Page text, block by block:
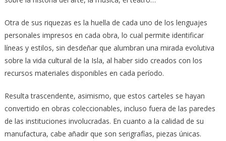
Otra de sus riquezas es la huella de cada uno de los lenguajes
personales impresos en cada obra, lo cual permite identificar
líneas y estilos, sin desdeñar que alumbran una mirada evolutiva
sobre la vida cultural de la Isla, al haber sido creados con los
recursos materiales disponibles en cada período.
Resulta trascendente, asimismo, que estos carteles se hayan
convertido en obras coleccionables, incluso fuera de las paredes
de las instituciones involucradas. En cuanto a la calidad de su
manufactura, cabe añadir que son serigrafías, piezas únicas.